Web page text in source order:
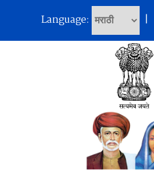
Language: |